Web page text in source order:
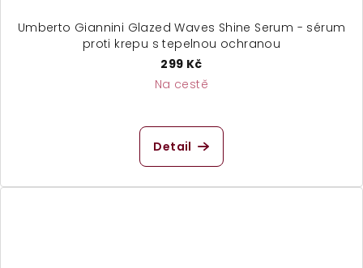
Umberto Giannini Glazed Waves Shine Serum - sérum
proti krepu s tepelnou ochranou
299 Kč
Na cestě
Detail